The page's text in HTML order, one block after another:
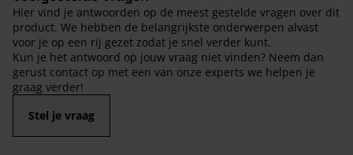
Hier vind je antwoorden op de meest gestelde vragen over dit
product. We hebben de belangrijkste onderwerpen alvast
voor je op een rij gezet zodat je snel verder kunt.
Kun je het antwoord op jouw vraag niet vinden? Neem dan
gerust contact op met een van onze experts we helpen je
graag verder!
Stel je vraag